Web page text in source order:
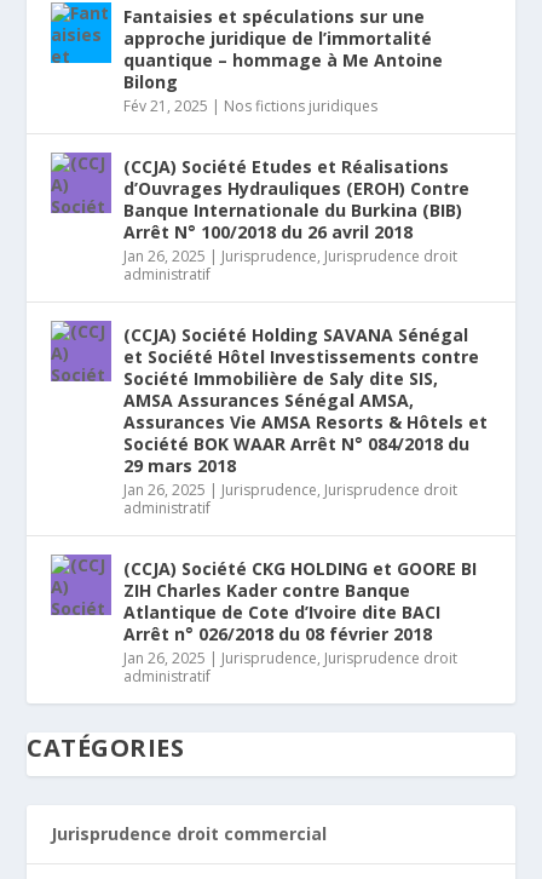
Fantaisies et spéculations sur une
approche juridique de l’immortalité
quantique – hommage à Me Antoine
Bilong
Fév 21, 2025 | Nos fictions juridiques
(CCJA) Société Etudes et Réalisations
d’Ouvrages Hydrauliques (EROH) Contre
Banque Internationale du Burkina (BIB)
Arrêt N° 100/2018 du 26 avril 2018
Jan 26, 2025 | Jurisprudence, Jurisprudence droit
administratif
(CCJA) Société Holding SAVANA Sénégal
et Société Hôtel Investissements contre
Société Immobilière de Saly dite SIS,
AMSA Assurances Sénégal AMSA,
Assurances Vie AMSA Resorts & Hôtels et
Société BOK WAAR Arrêt N° 084/2018 du
29 mars 2018
Jan 26, 2025 | Jurisprudence, Jurisprudence droit
administratif
(CCJA) Société CKG HOLDING et GOORE BI
ZIH Charles Kader contre Banque
Atlantique de Cote d’Ivoire dite BACI
Arrêt n° 026/2018 du 08 février 2018
Jan 26, 2025 | Jurisprudence, Jurisprudence droit
administratif
CATÉGORIES
Jurisprudence droit commercial